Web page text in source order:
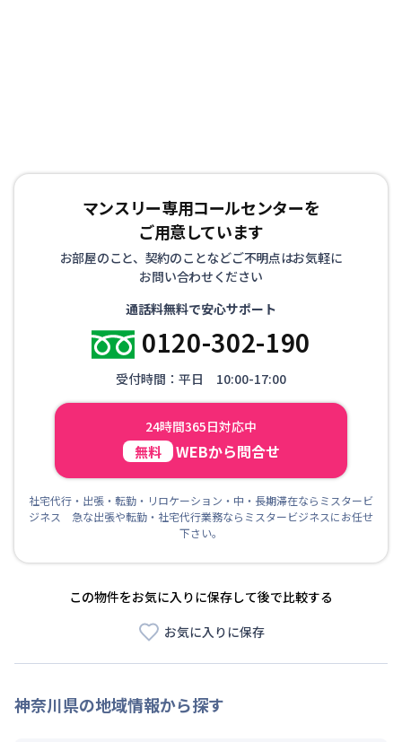
マンスリー専用コールセンターを
ご用意しています
お部屋のこと、契約のことなどご不明点はお気軽に
お問い合わせください
通話料無料で安心サポート
0120-302-190
受付時間：平日 10:00-17:00
24時間365日対応中
無料 WEBから問合せ
社宅代行・出張・転勤・リロケーション・中・長期滞在ならミスタービ
ジネス 急な出張や転勤・社宅代行業務ならミスタービジネスにお任せ
下さい。
この物件をお気に入りに保存して後で比較する
お気に入りに保存
神奈川県の地域情報から探す